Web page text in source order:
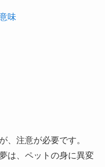
味
、注意が必要です。
は、ペットの身に異変